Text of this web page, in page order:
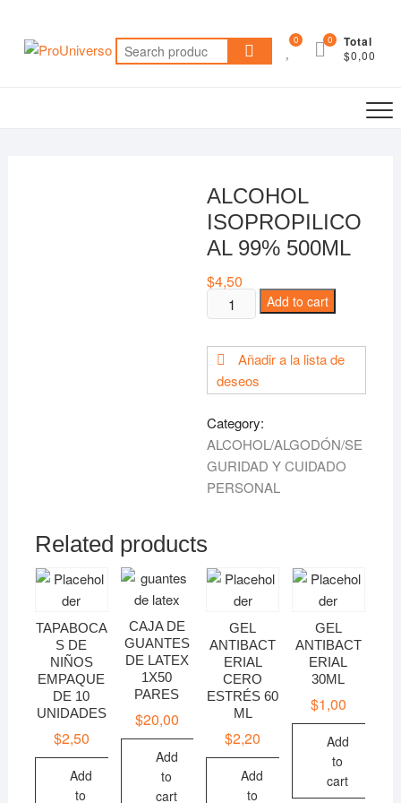
contenido
Search
for:
0 Total
$0,00
0
ALCOHOL
ISOPROPILICO
AL 99% 500ML
$4,50
ALCOHOL
ISOPROPILICO
99%
500ML
Add to cart
Añadir a la lista de
deseos
Category:
ALCOHOL/ALGODÓN/SE
GURIDAD Y CUIDADO
PERSONAL
Related products
TAPABOCA
S DE
NIÑOS
EMPAQUE
DE 10
UNIDADES
$2,50
Add
to
CAJA DE
GUANTES
DE LATEX
1X50
PARES
$20,00
Add
to
cart
GEL
ANTIBACT
ERIAL
CERO
ESTRÉS 60
ML
$2,20
Add
to
GEL
ANTIBACT
ERIAL
30ML
$1,00
Add
to
cart